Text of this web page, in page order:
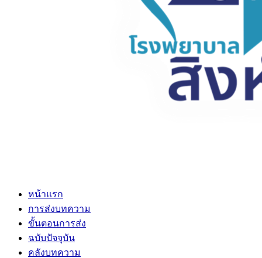
หน้าแรก
การส่งบทความ
ขั้นตอนการส่ง
ฉบับปัจจุบัน
คลังบทความ